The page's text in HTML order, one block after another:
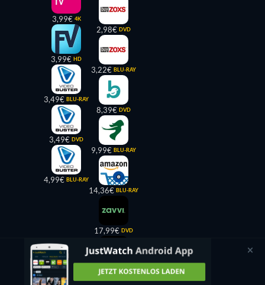
3,99€ 4K
3,99€ HD
3,49€ BLU-RAY
3,49€ DVD
4,99€ BLU-RAY
2,98€ DVD
3,22€ BLU-RAY
8,39€ DVD
9,99€ BLU-RAY
14,36€ BLU-RAY
17,99€ DVD
19,99€ BLU-RAY